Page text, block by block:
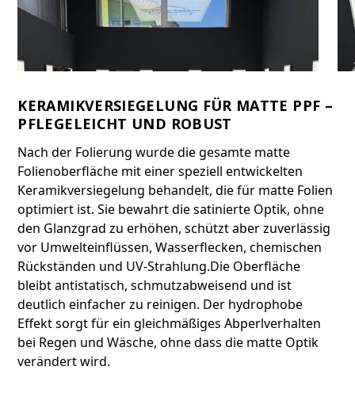
KERAMIKVERSIEGELUNG FÜR MATTE PPF –
PFLEGELEICHT UND ROBUST
Nach der Folierung wurde die gesamte matte
Folienoberfläche mit einer speziell entwickelten
Keramikversiegelung behandelt, die für matte Folien
optimiert ist. Sie bewahrt die satinierte Optik, ohne
den Glanzgrad zu erhöhen, schützt aber zuverlässig
vor Umwelteinflüssen, Wasserflecken, chemischen
Rückständen und UV-Strahlung.Die Oberfläche
bleibt antistatisch, schmutzabweisend und ist
deutlich einfacher zu reinigen. Der hydrophobe
Effekt sorgt für ein gleichmäßiges Abperlverhalten
bei Regen und Wäsche, ohne dass die matte Optik
verändert wird.